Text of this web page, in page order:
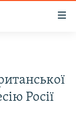
Росії